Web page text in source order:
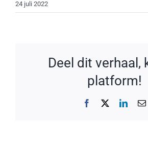
24 juli 2022
Deel dit verhaal,
platform!
Facebook